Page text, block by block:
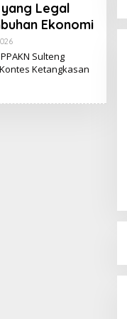
Legal
Ekonomi
O
L
E
H
K
Sulteng
Ketangkasan